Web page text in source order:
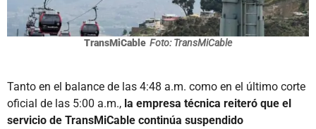
TransMiCable Foto: TransMiCable
Tanto en el balance de las 4:48 a.m. como en el último corte
oficial de las 5:00 a.m., la empresa técnica reiteró que el
servicio de TransMiCable continúa suspendido